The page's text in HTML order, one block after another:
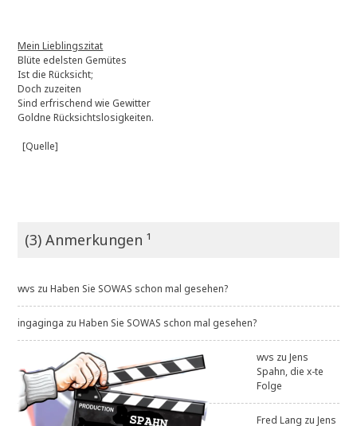
Mein Lieblingszitat
Blüte edelsten Gemütes
Ist die Rücksicht;
Doch zuzeiten
Sind erfrischend wie Gewitter
Goldne Rücksichtslosigkeiten.
[Quelle]
(3) Anmerkungen ¹
wvs zuHaben Sie SOWAS schon mal gesehen?
ingaginga zuHaben Sie SOWAS schon mal gesehen?
wvs zuJens
Spahn, die x-te
Folge
Fred Lang zuJens